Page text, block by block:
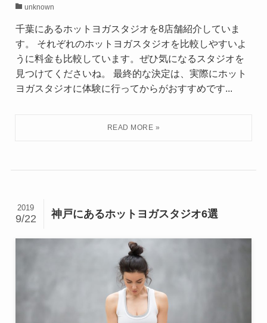
unknown
千葉にあるホットヨガスタジオを8店舗紹介していま
す。 それぞれのホットヨガスタジオを比較しやすいよ
うに料金も比較しています。ぜひ気になるスタジオを
見つけてくださいね。 最終的な決定は、実際にホット
ヨガスタジオに体験に行ってからがおすすめです...
神戸にあるホットヨガスタジオ6選
2019
9/22